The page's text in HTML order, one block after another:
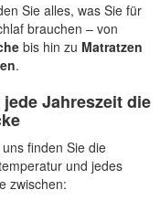
Sie alles, was Sie für
brauchen – von
bis hin zu Matratzen
.
Jahreszeit die
finden Sie die
und jedes
zwischen: